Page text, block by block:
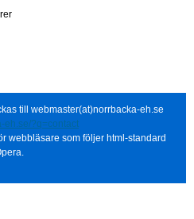
till webmaster(at)norrbacka-eh.se
eh.se/?q=contact
webbläsare som följer html-standard